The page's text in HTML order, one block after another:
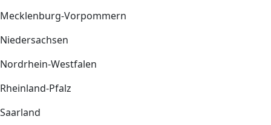
Mecklenburg-Vorpommern
Niedersachsen
Nordrhein-Westfalen
Rheinland-Pfalz
Saarland